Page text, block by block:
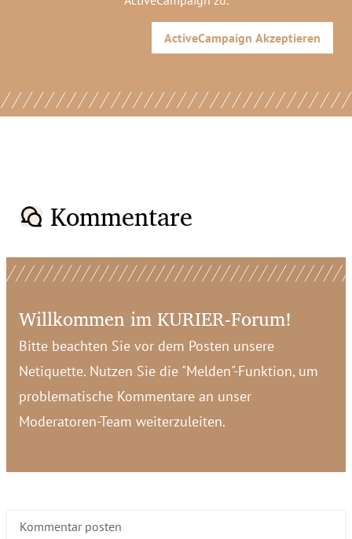
ActiveCampaign Akzeptieren
Kommentare